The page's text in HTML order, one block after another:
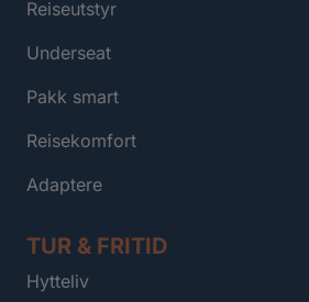
Reiseutstyr
Underseat
Pakk smart
Reisekomfort
Adaptere
TUR & FRITID
Hytteliv